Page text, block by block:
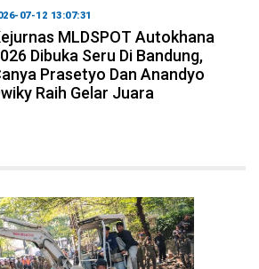
07-12 13:07:31
MLDSPOT Autokhana
Dibuka Seru Di Bandung,
Prasetyo Dan Anandyo
Raih Gelar Juara